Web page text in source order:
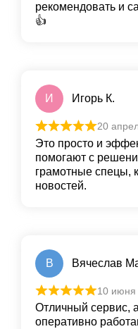
рекомендовать и
👍
И Игорь К.
20
Это просто и
помогают с
грамотные спецы,
новостей.
В Вячеслав
10 июня
Отличный сервис,
оперативно